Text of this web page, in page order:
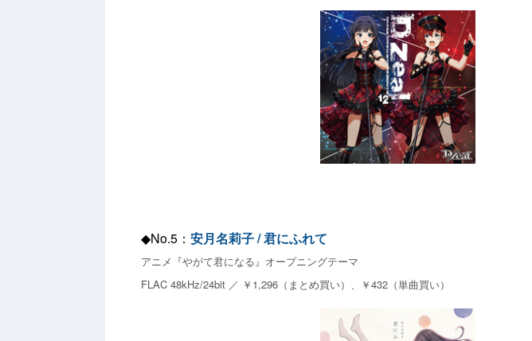
◆No.5： 安月名莉子 / 君にふれて
アニメ『やがて君になる』オープニングテーマ
FLAC 48kHz/24bit ／ ￥1,296（まとめ買い）、￥432（単曲買い）